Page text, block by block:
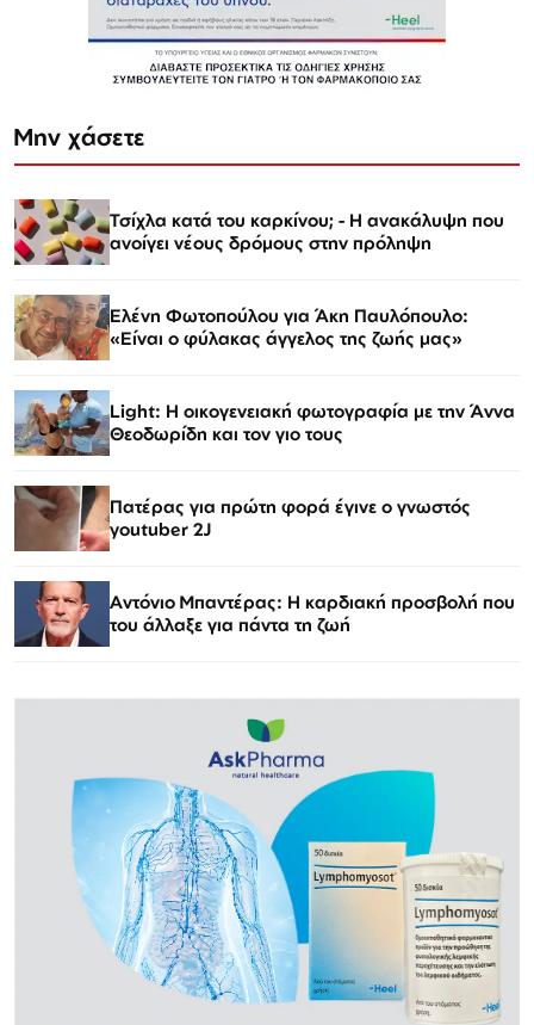
Μην χάσετε
Τσίχλα κατά του καρκίνου; - Η ανακάλυψη που
ανοίγει νέους δρόμους στην πρόληψη
Ελένη Φωτοπούλου για Άκη Παυλόπουλο:
«Είναι ο φύλακας άγγελος της ζωής μας»
Light: Η οικογενειακή φωτογραφία με την Άννα
Θεοδωρίδη και τον γιο τους
Πατέρας για πρώτη φορά έγινε ο γνωστός
youtuber 2J
Αντόνιο Μπαντέρας: Η καρδιακή προσβολή που
του άλλαξε για πάντα τη ζωή